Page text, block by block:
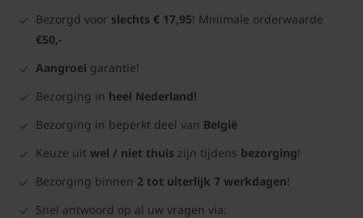
Bezorgd voor slechts € 17,95! Minimale orderwaarde
€50,-
Aangroei garantie!
Bezorging in heel Nederland!
Bezorging in beperkt deel van België
Keuze uit wel / niet thuis zijn tijdens bezorging!
Bezorging binnen 2 tot uiterlijk 7 werkdagen!
Snel antwoord op al uw vragen via: